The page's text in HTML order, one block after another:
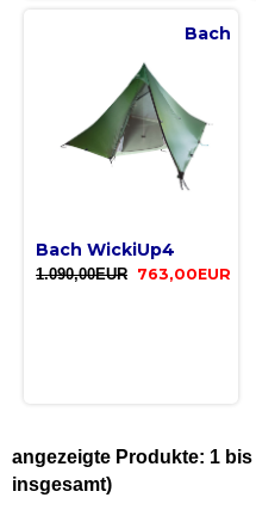
Bach
Bach WickiUp4
1.090,00EUR 763,00EUR
angezeigte Produkte: 1 bis
insgesamt)